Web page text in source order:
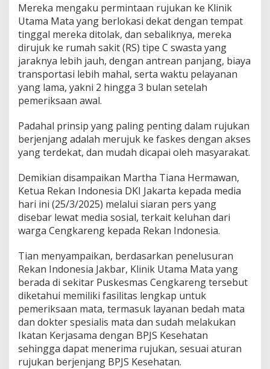
a
n
P
e
l
a
y
a
M
a
t
l
e
h
P
s
e
s
m
s
Mereka mengaku permintaan rujukan ke Klinik
Utama Mata yang berlokasi dekat dengan tempat
tinggal mereka ditolak, dan sebaliknya, mereka
dirujuk ke rumah sakit (RS) tipe C swasta yang
jaraknya lebih jauh, dengan antrean panjang, biaya
transportasi lebih mahal, serta waktu pelayanan
yang lama, yakni 2 hingga 3 bulan setelah
pemeriksaan awal.
Padahal prinsip yang paling penting dalam rujukan
berjenjang adalah merujuk ke faskes dengan akses
yang terdekat, dan mudah dicapai oleh masyarakat.
Demikian disampaikan Martha Tiana Hermawan,
Ketua Rekan Indonesia DKI Jakarta kepada media
hari ini (25/3/2025) melalui siaran pers yang
disebar lewat media sosial, terkait keluhan dari
warga Cengkareng kepada Rekan Indonesia.
Tian menyampaikan, berdasarkan penelusuran
Rekan Indonesia Jakbar, Klinik Utama Mata yang
berada di sekitar Puskesmas Cengkareng tersebut
diketahui memiliki fasilitas lengkap untuk
pemeriksaan mata, termasuk layanan bedah mata
dan dokter spesialis mata dan sudah melakukan
Ikatan Kerjasama dengan BPJS Kesehatan
sehingga dapat menerima rujukan, sesuai aturan
rujukan berjenjang BPJS Kesehatan.